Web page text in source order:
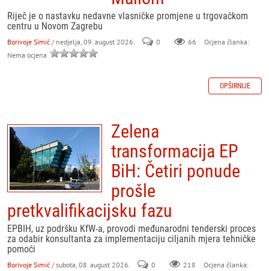
Riječ je o nastavku nedavne vlasničke promjene u trgovačkom
centru u Novom Zagrebu
Borivoje Simić / nedjelja, 09. august 2026. 0 66
Ocjena članka:
Nema ocjena
OPŠIRNIJE
Zelena
transformacija EP
BiH: Četiri ponude
prošle
pretkvalifikacijsku fazu
EPBIH, uz podršku KfW-a, provodi međunarodni tenderski proces
za odabir konsultanta za implementaciju ciljanih mjera tehničke
pomoći
Borivoje Simić / subota, 08. august 2026. 0 218
Ocjena članka: